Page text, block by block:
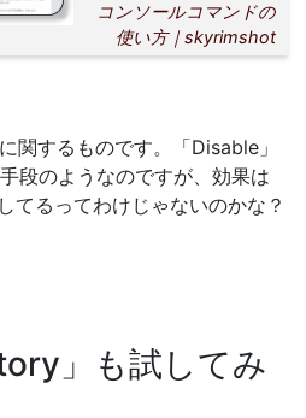
コンソールコマンドの
使い方｜skyrimshot
関するものです。「Disable」
段のようなのですが、効果は
てるってわけじゃないのかな？
」も試してみ